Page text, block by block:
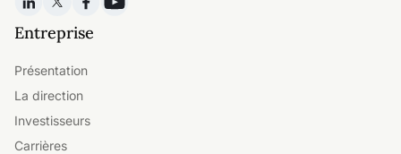
Entreprise
Présentation
La direction
Investisseurs
Carrières